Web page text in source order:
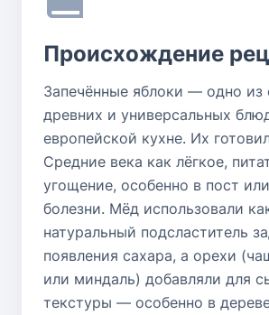
Происхождение
Запечённые яблоки — одно из
древних и универсальных
европейской кухне. Их
Средние века как лёгкое,
угощение, особенно в пост
болезни. Мёд использовали
натуральный подсластитель
появления сахара, а орехи
или миндаль) добавляли для
текстуры — особенно в